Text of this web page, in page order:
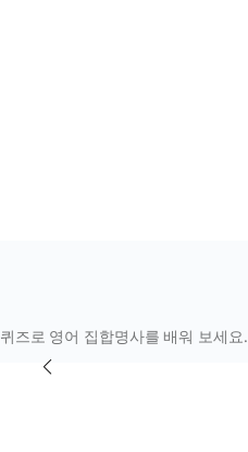
즈로 영어 집합명사를 배워 보세요.